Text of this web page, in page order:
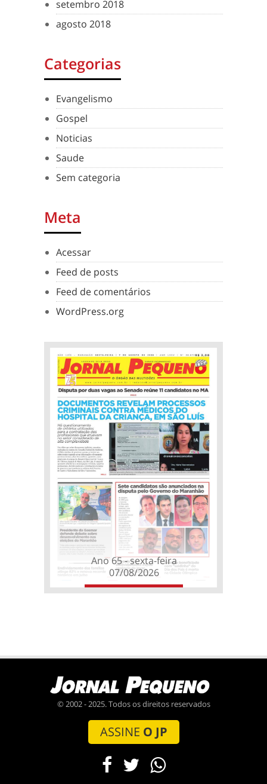
setembro 2018
agosto 2018
Categorias
Evangelismo
Gospel
Noticias
Saude
Sem categoria
Meta
Acessar
Feed de posts
Feed de comentários
WordPress.org
Ano 65 - sexta-feira
07/08/2026
© 2002 - 2025. Todos os direitos reservados
ASSINE O JP